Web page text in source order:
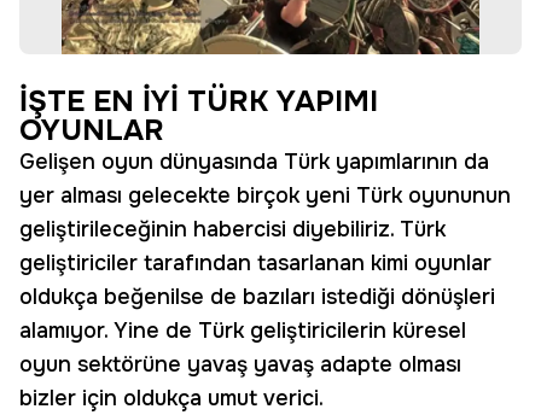
İŞTE EN İYİ TÜRK YAPIMI
OYUNLAR
Gelişen oyun dünyasında Türk yapımlarının da
yer alması gelecekte birçok yeni Türk oyununun
geliştirileceğinin habercisi diyebiliriz. Türk
geliştiriciler tarafından tasarlanan kimi oyunlar
oldukça beğenilse de bazıları istediği dönüşleri
alamıyor. Yine de Türk geliştiricilerin küresel
oyun sektörüne yavaş yavaş adapte olması
bizler için oldukça umut verici.